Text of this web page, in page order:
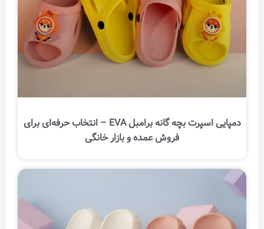
دمپایی اسپرت بچه گانه برامبل EVA – انتخاب حرفه‌ای برای
فروش عمده و بازار خانگی